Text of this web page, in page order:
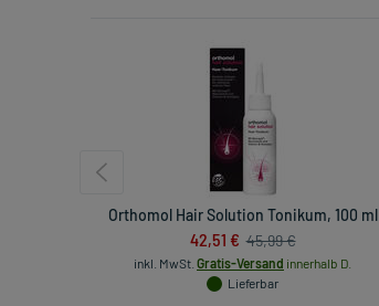
Orthomol Hair Solution Tonikum, 100 ml
42,51 € 45,99 €
inkl. MwSt. Gratis-Versand innerhalb D.
Lieferbar